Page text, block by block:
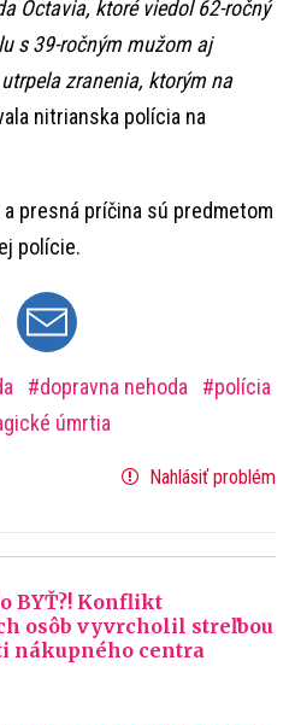
Octavia, ktoré viedol 62-ročný
s 39-ročným mužom aj
zranenia, ktorým na
nitrianska polícia na
presná príčina sú predmetom
polície.
dopravna nehoda
polícia
úmrtia
Nahlásiť problém
BYŤ?! Konflikt
osôb vyvrcholil streľbou
nákupného centra